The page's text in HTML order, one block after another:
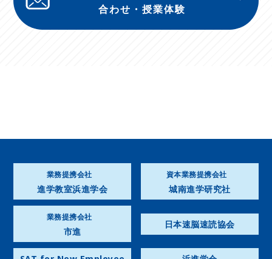
合わせ・授業体験
業務提携会社
進学教室浜進学会
資本業務提携会社
城南進学研究社
業務提携会社
市進
日本速脳速読協会